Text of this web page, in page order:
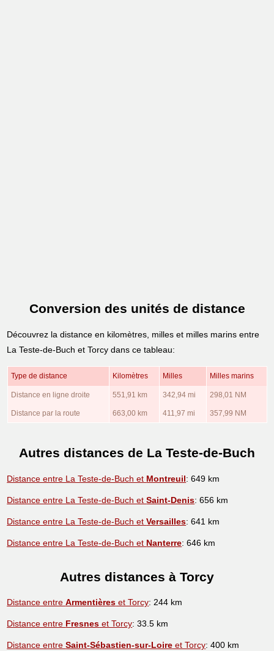
Conversion des unités de distance
Découvrez la distance en kilomètres, milles et milles marins entre
La Teste-de-Buch et Torcy dans ce tableau:
Type de distance Kilomètres Milles Milles marins
Distance en ligne droite 551,91 km 342,94 mi 298,01 NM
Distance par la route 663,00 km 411,97 mi 357,99 NM
Autres distances de La Teste-de-Buch
Distance entre La Teste-de-Buch et Montreuil: 649 km
Distance entre La Teste-de-Buch etSaint-Denis: 656 km
Distance entre La Teste-de-Buch etVersailles: 641 km
Distance entre La Teste-de-Buch et Nanterre: 646 km
Autres distances à Torcy
Distance entreArmentières et Torcy: 244 km
Distance entre Fresnes et Torcy: 33.5 km
Distance entreSaint-Sébastien-sur-Loire et Torcy: 400 km